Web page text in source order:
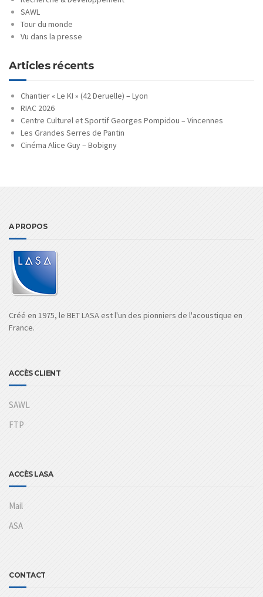
SAWL
Tour du monde
Vu dans la presse
Articles récents
Chantier « Le KI » (42 Deruelle) – Lyon
RIAC 2026
Centre Culturel et Sportif Georges Pompidou – Vincennes
Les Grandes Serres de Pantin
Cinéma Alice Guy – Bobigny
A PROPOS
Créé en 1975, le BET LASA est l'un des pionniers de l'acoustique en
France.
ACCÈS CLIENT
SAWL
FTP
ACCÈS LASA
Mail
ASA
CONTACT